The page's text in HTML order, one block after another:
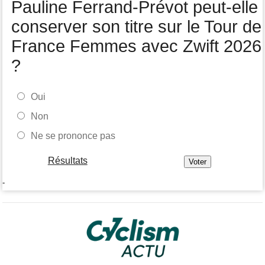
Felix Gall remporte la 3e étape et prend les commandes du
général
Pauline Ferrand-Prévot peut-elle
conserver son titre sur le Tour de
France Femmes avec Zwift 2026
?
Oui
Non
Ne se prononce pas
Résultats
-